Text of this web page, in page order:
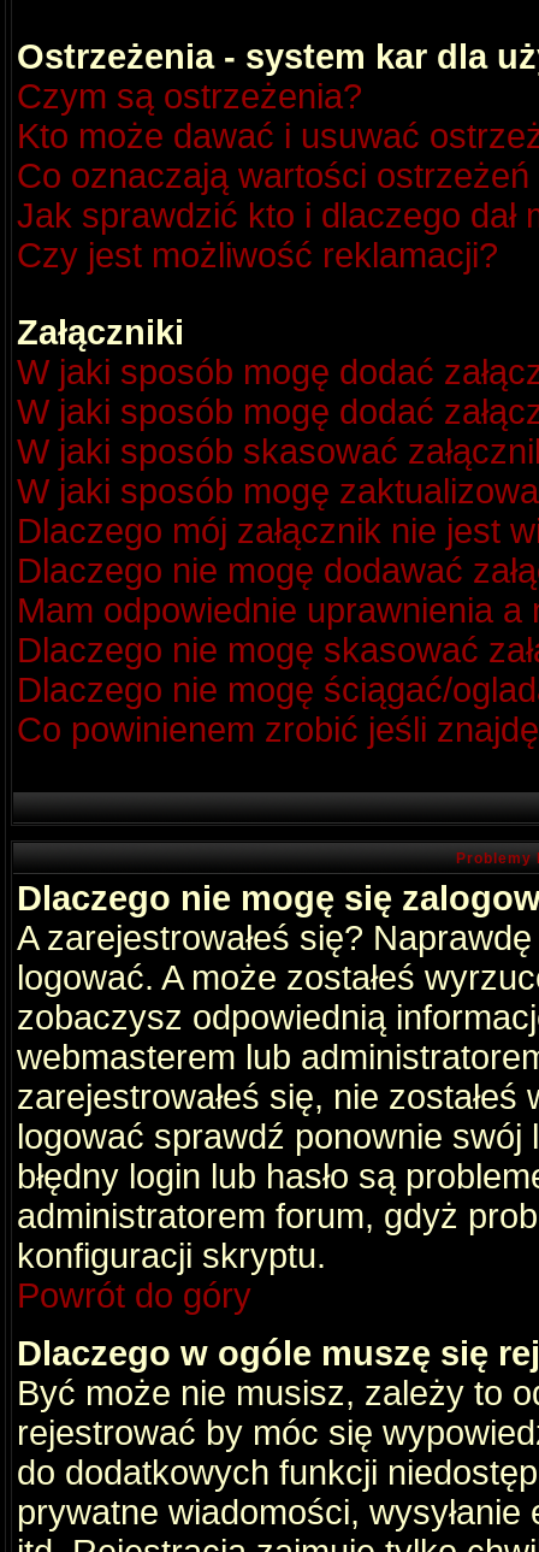
Ostrzeżenia - system kar dla
Czym są ostrzeżenia?
Kto może dawać i usuwać
Co oznaczają wartości
Jak sprawdzić kto i dlaczego dał
Czy jest możliwość reklamacji?
Załączniki
W jaki sposób mogę dodać
W jaki sposób mogę dodać
W jaki sposób skasować
W jaki sposób mogę
Dlaczego mój załącznik nie jest
Dlaczego nie mogę dodawać
Mam odpowiednie uprawnienia a
Dlaczego nie mogę skasować
Dlaczego nie mogę ściągać/
Co powinienem zrobić jeśli
Problemy
Dlaczego nie mogę się
A zarejestrowałeś się?
logować. A może zostałeś
zobaczysz odpowiednią
webmasterem lub
zarejestrowałeś się, nie
logować sprawdź ponownie swój
błędny login lub hasło są
administratorem forum, gdyż
konfiguracji skryptu.
Powrót do góry
Dlaczego w ogóle muszę się
Być może nie musisz, zależy to
rejestrować by móc się
do dodatkowych funkcji
prywatne wiadomości,